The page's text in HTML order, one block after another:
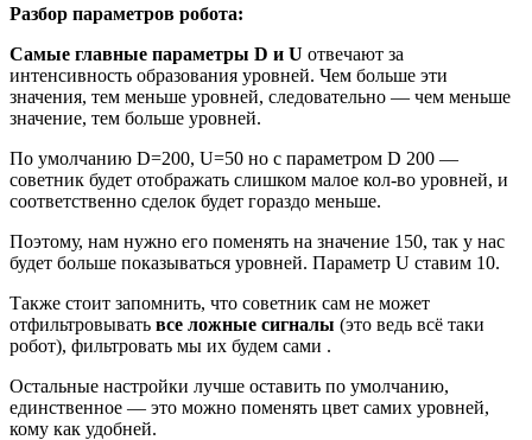
Разбор параметров робота:
Самые главные параметры D и U отвечают за
интенсивность образования уровней. Чем больше эти
значения, тем меньше уровней, следовательно — чем меньше
значение, тем больше уровней.
По умолчанию D=200, U=50 но с параметром D 200 —
советник будет отображать слишком малое кол-во уровней, и
соответственно сделок будет гораздо меньше.
Поэтому, нам нужно его поменять на значение 150, так у нас
будет больше показываться уровней. Параметр U ставим 10.
Также стоит запомнить, что советник сам не может
отфильтровывать все ложные сигналы (это ведь всё таки
робот), фильтровать мы их будем сами .
Остальные настройки лучше оставить по умолчанию,
единственное — это можно поменять цвет самих уровней,
кому как удобней.